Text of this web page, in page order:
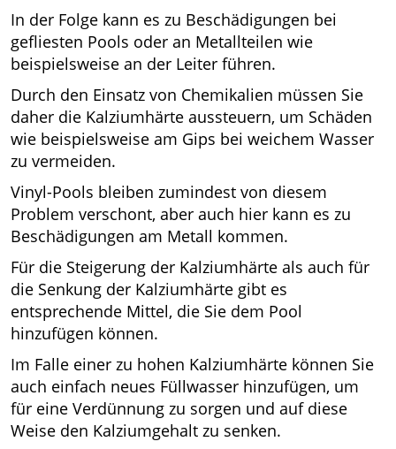
In der Folge kann es zu Beschädigungen bei
gefliesten Pools oder an Metallteilen wie
beispielsweise an der Leiter führen.
Durch den Einsatz von Chemikalien müssen Sie
daher die Kalziumhärte aussteuern, um Schäden
wie beispielsweise am Gips bei weichem Wasser
zu vermeiden.
Vinyl-Pools bleiben zumindest von diesem
Problem verschont, aber auch hier kann es zu
Beschädigungen am Metall kommen.
Für die Steigerung der Kalziumhärte als auch für
die Senkung der Kalziumhärte gibt es
entsprechende Mittel, die Sie dem Pool
hinzufügen können.
Im Falle einer zu hohen Kalziumhärte können Sie
auch einfach neues Füllwasser hinzufügen, um
für eine Verdünnung zu sorgen und auf diese
Weise den Kalziumgehalt zu senken.